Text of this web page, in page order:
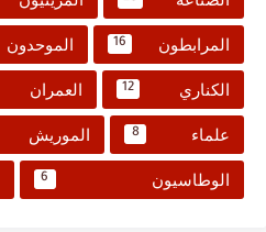
المرابطون 16 الموحدون
الكناري 12 العمران
علماء 8 الموريش
الوطاسيون 6